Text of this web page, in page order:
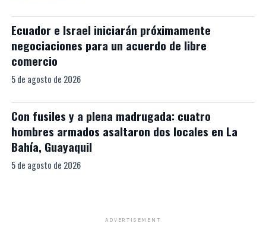
Ecuador e Israel iniciarán próximamente
negociaciones para un acuerdo de libre
comercio
5 de agosto de 2026
Con fusiles y a plena madrugada: cuatro
hombres armados asaltaron dos locales en La
Bahía, Guayaquil
5 de agosto de 2026
ADVERTISEMENT